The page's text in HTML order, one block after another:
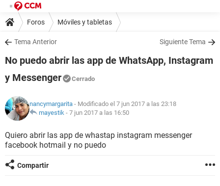
Foros Móviles y tabletas
Tema Anterior Siguiente Tema
No puedo abrir las app de WhatsApp, Instagram
y Messenger
Cerrado
nancymargarita - Modificado el 7 jun 2017 a las 23:18
mayestik - 7 jun 2017 a las 16:50
Quiero abrir las app de whastap instagram messenger
facebook hotmail y no puedo
Compartir